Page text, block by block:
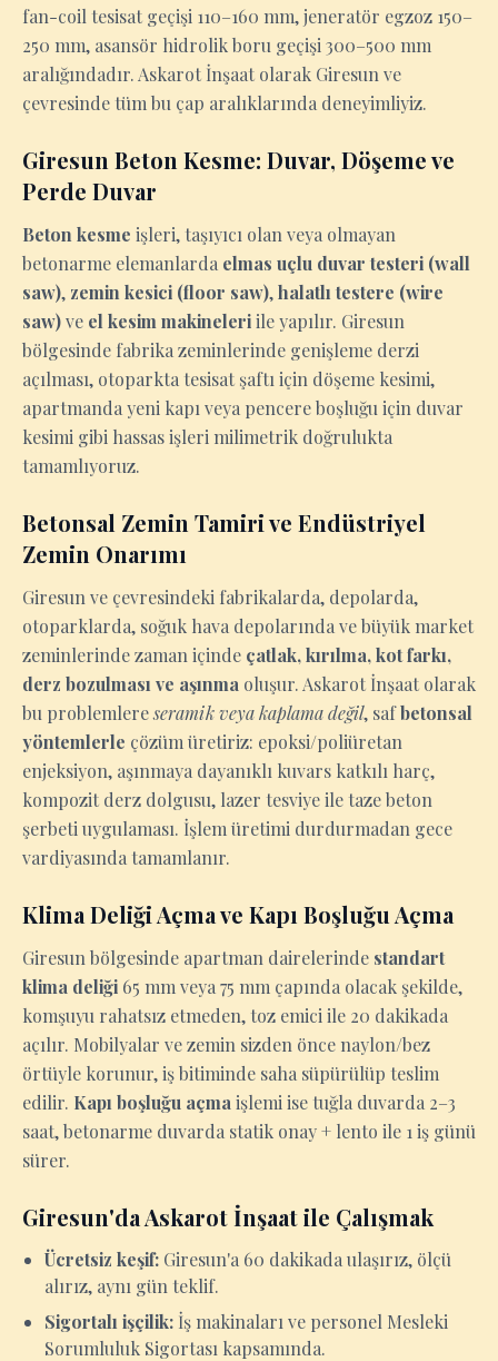
fan-coil tesisat geçişi 110–160 mm, jeneratör egzoz 150–
250 mm, asansör hidrolik boru geçişi 300–500 mm
aralığındadır. Askarot İnşaat olarak Giresun ve
çevresinde tüm bu çap aralıklarında deneyimliyiz.
Giresun Beton Kesme: Duvar, Döşeme ve
Perde Duvar
Beton kesme işleri, taşıyıcı olan veya olmayan
betonarme elemanlarda elmas uçlu duvar testeri (wall
saw), zemin kesici (floor saw),halatlı testere (wire
saw)ve el kesim makineleriile yapılır. Giresun
bölgesinde fabrika zeminlerinde genişleme derzi
açılması, otoparkta tesisat şaftı için döşeme kesimi,
apartmanda yeni kapı veya pencere boşluğu için duvar
kesimi gibi hassas işleri milimetrik doğrulukta
tamamlıyoruz.
Betonsal Zemin Tamiri ve Endüstriyel
Zemin Onarımı
Giresun ve çevresindeki fabrikalarda, depolarda,
otoparklarda, soğuk hava depolarında ve büyük market
zeminlerinde zaman içinde çatlak, kırılma, kot farkı,
derz bozulması ve aşınma oluşur. Askarot İnşaat olarak
bu problemlereseramik veya kaplama değil, safbetonsal
yöntemlerle çözüm üretiriz: epoksi/poliüretan
enjeksiyon, aşınmaya dayanıklı kuvars katkılı harç,
kompozit derz dolgusu, lazer tesviye ile taze beton
şerbeti uygulaması. İşlem üretimi durdurmadan gece
vardiyasında tamamlanır.
Klima Deliği Açma ve Kapı Boşluğu Açma
Giresun bölgesinde apartman dairelerinde standart
klima deliği 65 mm veya 75 mm çapında olacak şekilde,
komşuyu rahatsız etmeden, toz emici ile 20 dakikada
açılır. Mobilyalar ve zemin sizden önce naylon/bez
örtüyle korunur, iş bitiminde saha süpürülüp teslim
edilir. Kapı boşluğu açma işlemi ise tuğla duvarda 2–3
saat, betonarme duvarda statik onay + lento ile 1 iş günü
sürer.
Giresun'da Askarot İnşaat ile Çalışmak
Ücretsiz keşif: Giresun'a 60 dakikada ulaşırız, ölçü
alırız, aynı gün teklif.
Sigortalı işçilik: İş makinaları ve personel Mesleki
Sorumluluk Sigortası kapsamında.